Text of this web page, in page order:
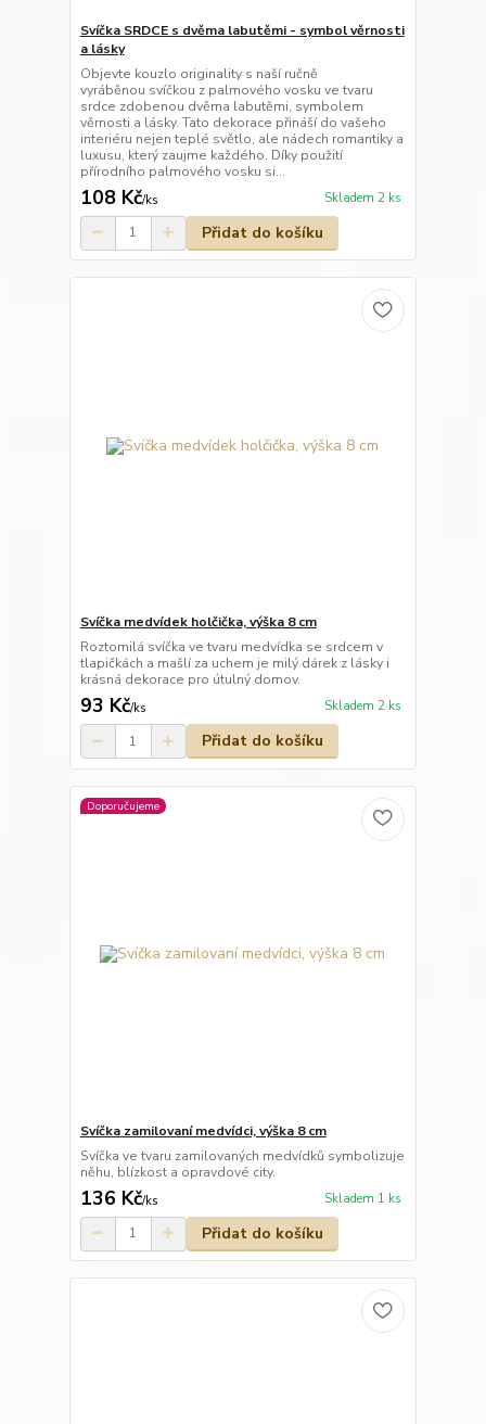
Svíčka SRDCE s dvěma labutěmi - symbol věrnosti
a lásky
Objevte kouzlo originality s naší ručně
vyráběnou svíčkou z palmového vosku ve tvaru
srdce zdobenou dvěma labutěmi, symbolem
věrnosti a lásky. Tato dekorace přináší do vašeho
interiéru nejen teplé světlo, ale nádech romantiky a
luxusu, který zaujme každého. Díky použití
přírodního palmového vosku si...
108 Kč/ks Skladem 2 ks
Přidat do košíku
Svíčka medvídek holčička, výška 8 cm
Roztomilá svíčka ve tvaru medvídka se srdcem v
tlapičkách a mašlí za uchem je milý dárek z lásky i
krásná dekorace pro útulný domov.
93 Kč/ks Skladem 2 ks
Přidat do košíku
Doporučujeme
Svíčka zamilovaní medvídci, výška 8 cm
Svíčka ve tvaru zamilovaných medvídků symbolizuje
něhu, blízkost a opravdové city.
136 Kč/ks Skladem 1 ks
Přidat do košíku